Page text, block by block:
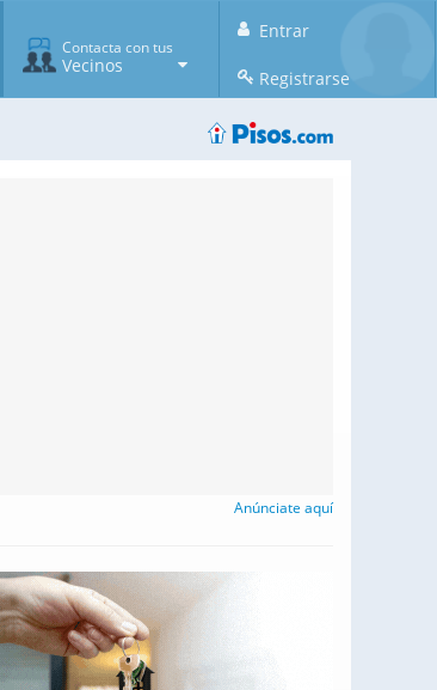
Entrar
Registrarse
Contacta con tus
Vecinos
Anúnciate aquí